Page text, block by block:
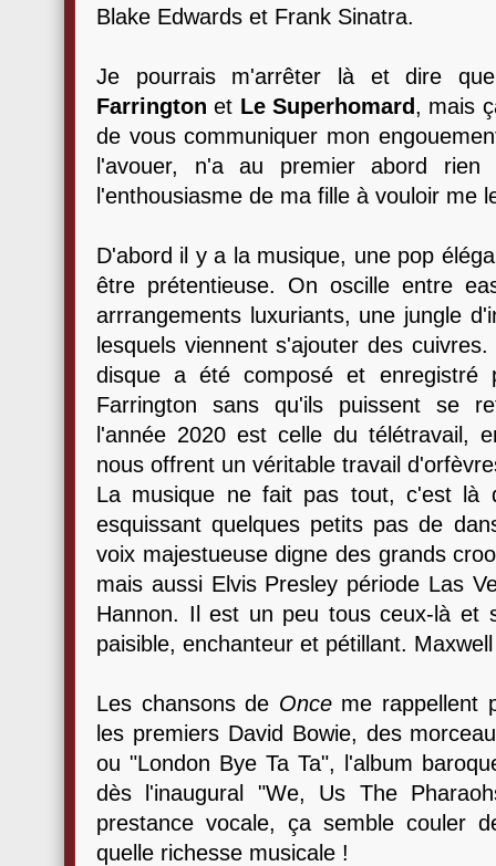
Blake Edwards et Frank Sinatra.
Je pourrais m'arrêter là et dire
Farrington et Le Superhomard, mais
de vous communiquer mon
l'avouer, n'a au premier abord
l'enthousiasme de ma fille à vouloir me
D'abord il y a la musique, une pop
être prétentieuse. On oscille entre
arrrangements luxuriants, une jungle
lesquels viennent s'ajouter des
disque a été composé et enregistré
Farrington sans qu'ils puissent se
l'année 2020 est celle du télétravail,
nous offrent un véritable travail
La musique ne fait pas tout, c'est là
esquissant quelques petits pas de
voix majestueuse digne des grands
mais aussi Elvis Presley période Las
Hannon. Il est un peu tous ceux-là et
paisible, enchanteur et pétillant.
Les chansons de Onceme rappellent
les premiers David Bowie, des
ou "London Bye Ta Ta", l'album
dès l'inaugural "We, Us The
prestance vocale, ça semble couler
quelle richesse musicale !